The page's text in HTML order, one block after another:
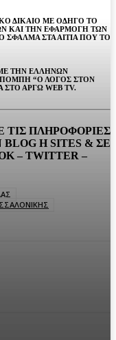
ΔΙΚΑΙΟ ΜΕ ΟΔΗΓΟ ΤΟ
ΚΑΙ ΤΗΝ ΕΦΑΡΜΟΓΗ ΤΩΝ
ΣΦΑΛΜΑ ΣΤΑ ΑΙΤΙΑ ΠΟΥ ΤΟ
ΤΗΝ ΕΛΛΗΝΩΝ
“Ο ΛΟΓΟΣ ΣΤΟΝ
ΑΡΓΩ WEB TV.
ΤΙΣ ΠΛΗΡΟΦΟΡΙΕΣ
H SITES & ΣΕ
– TWITTER –